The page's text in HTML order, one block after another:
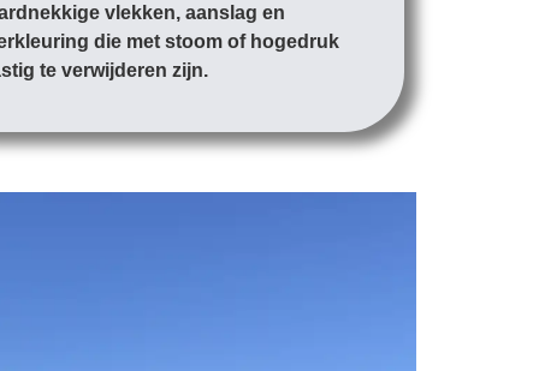
vlekken, aanslag en
die met stoom of hogedruk
te verwijderen zijn.